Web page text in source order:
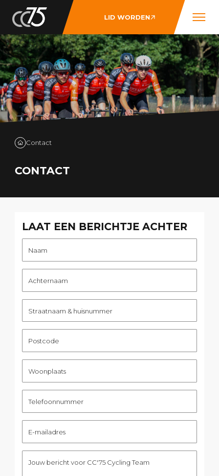
LID WORDEN
Contact
CONTACT
LAAT EEN BERICHTJE ACHTER
Naam
Achternaam
Straatnaam & huisnummer
Postcode
Woonplaats
Telefoonnummer
E-mailadres
Jouw bericht voor CC'75 Cycling Team